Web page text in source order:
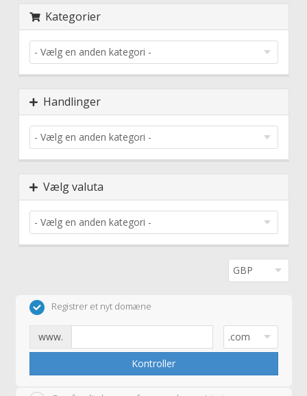
Kategorier
Handlinger
Vælg valuta
Registrer et nyt domæne
www.
Kontroller